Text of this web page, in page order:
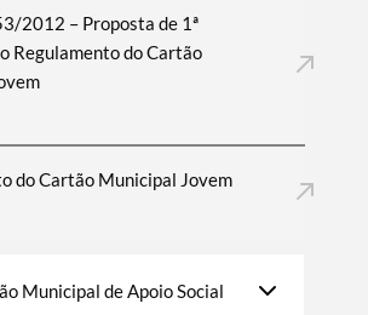
2012 – Proposta de 1ª
Regulamento do Cartão
do Cartão Municipal Jovem
Municipal de Apoio Social